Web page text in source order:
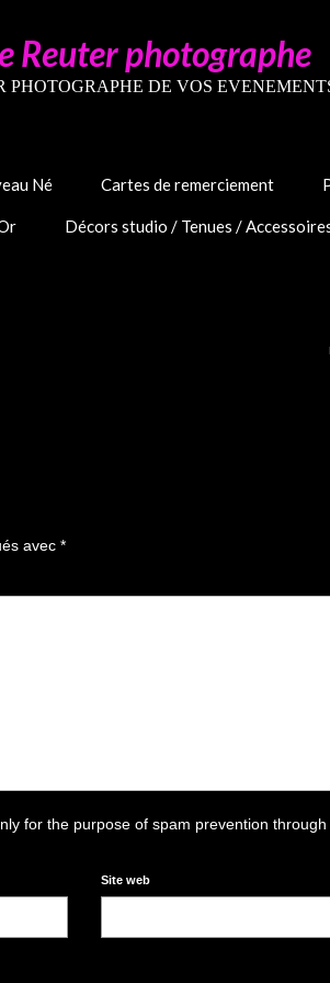
PHOTOGRAPHE DE VOS
Né Cartes de remerciement
Décors studio / Tenues /
avec *
for the purpose of spam prevention through
Site web